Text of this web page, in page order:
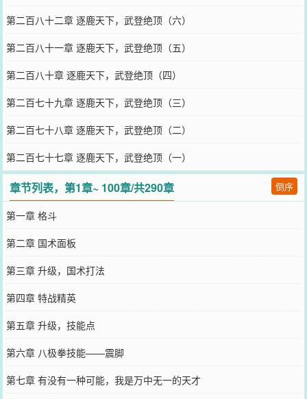
第二百八十二章 逐鹿天下，武登绝顶（六）
第二百八十一章 逐鹿天下，武登绝顶（五）
第二百八十章 逐鹿天下，武登绝顶（四）
第二百七十九章 逐鹿天下，武登绝顶（三）
第二百七十八章 逐鹿天下，武登绝顶（二）
第二百七十七章 逐鹿天下，武登绝顶（一）
章节列表，第1章~ 100章/共290章 倒序
第一章 格斗
第二章 国术面板
第三章 升级，国术打法
第四章 特战精英
第五章 升级，技能点
第六章 八极拳技能——震脚
第七章 有没有一种可能，我是万中无一的天才